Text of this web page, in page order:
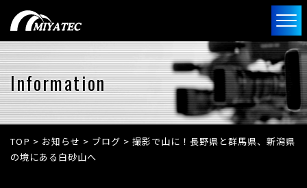
Information
TOP > お知らせ > ブログ > 撮影で山に！長野県と群馬県、新潟県
の境にある白砂山へ